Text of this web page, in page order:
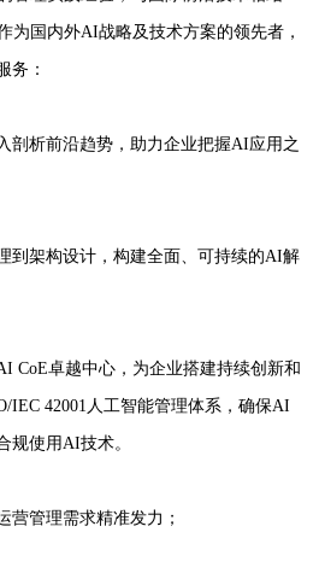
为国内外AI战略及技术方案的领先者，
务：
析前沿趋势，助力企业把握AI应用之
架构设计，构建全面、可持续的AI解
卓越中心，为企业搭建持续创新和
IEC 42001人工智能管理体系，确保AI
规使用AI技术。
管理需求精准发力；